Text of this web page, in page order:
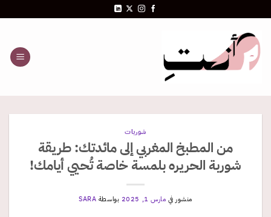
للمحتوى
شوربات
من المطبخ المغربي إلى مائدتك: طريقة
شوربة الحريره بلمسة خاصة تُحيي أيامك!
منشور في مارس 1, 2025 بواسطة SARA